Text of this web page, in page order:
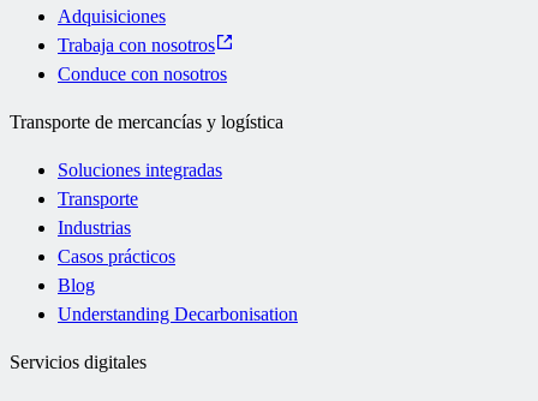
Adquisiciones
Trabaja con nosotros
Conduce con nosotros
Transporte de mercancías y logística
Soluciones integradas
Transporte
Industrias
Casos prácticos
Blog
Understanding Decarbonisation
Servicios digitales